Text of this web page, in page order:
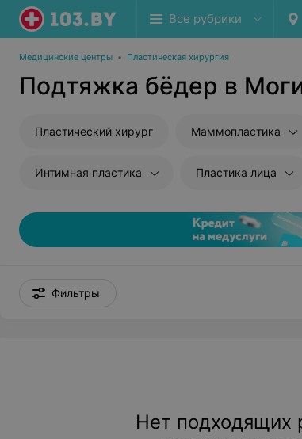
Все рубрики
Медицинские центры • Пластическая хирургия
Подтяжка бёдер в
Пластический хирург Маммопластика
Интимная пластика Пластика лица
Фильтры
Нет подходящих